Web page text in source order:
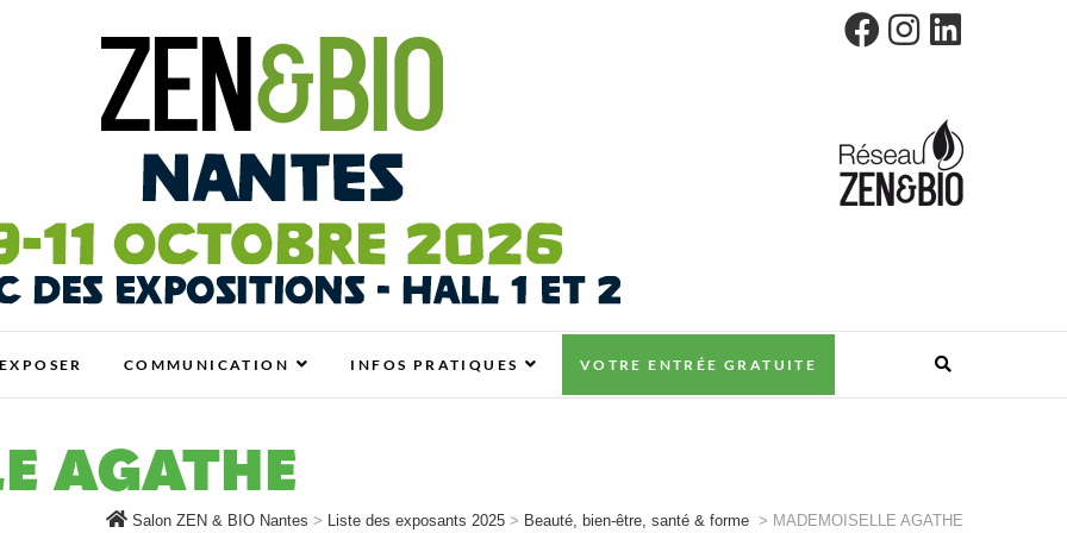
BIO, BIEN-ÊTRE ET HABITAT SAIN
EXPOSER COMMUNICATION INFOS PRATIQUES VOTRE ENTRÉE GRATUITE
AGATHE
Salon ZEN & BIO Nantes > Liste des exposants 2025 > Beauté, bien-être, santé & forme > MADEMOISELLE AGATHE